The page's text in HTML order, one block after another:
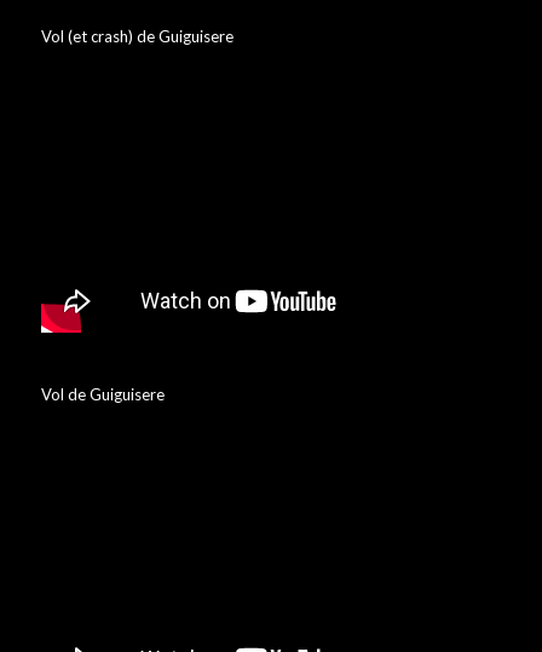
Vol (et crash) de Guiguisere
Vol de Guiguisere